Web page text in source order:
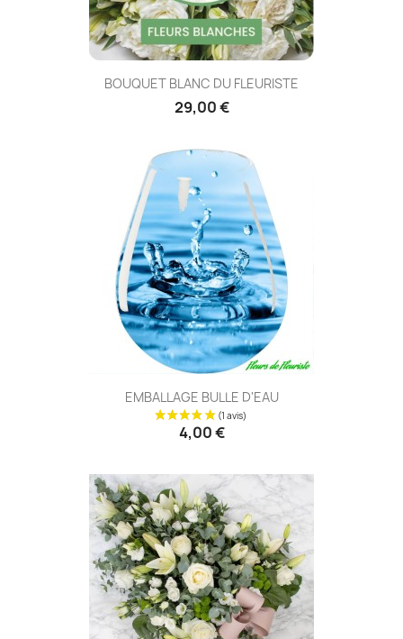
BOUQUET BLANC DU FLEURISTE
29,00 €
EMBALLAGE BULLE D'EAU
4,00 €